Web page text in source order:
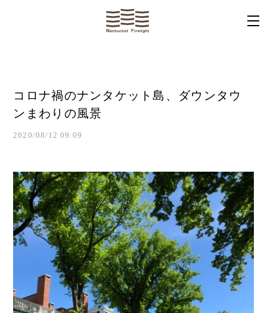
コロナ禍のナンタケット島、ダウンタウ
ンまわりの風景
2020/08/12 09:09